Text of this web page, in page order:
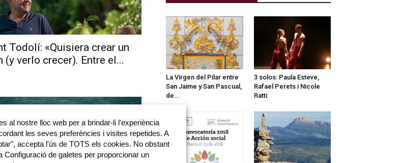
Todolí: «Quisiera crear un
(y verlo crecer). Entre el...
La Virgen del Pilar entre
San Jaime y San Pascual,
de...
3 solos: Paula Esteve,
Rafael Perets i Nicole
Ratti
al nostre lloc web per a brindar-li l'experiència
les seves preferències i visites repetides. A
accepta l'ús de TOTS els cookies. No obstant
Configuració de galetes per proporcionar un